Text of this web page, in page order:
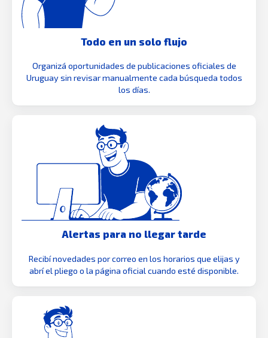
Todo en un solo flujo
Organizá oportunidades de publicaciones oficiales de
Uruguay sin revisar manualmente cada búsqueda todos
los días.
Alertas para no llegar tarde
Recibí novedades por correo en los horarios que elijas y
abrí el pliego o la página oficial cuando esté disponible.